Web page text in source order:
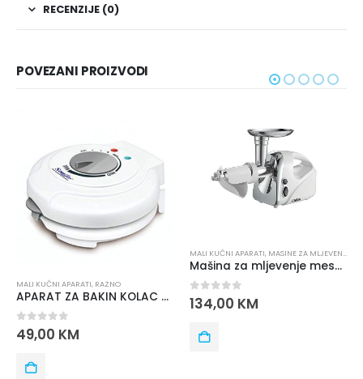
RECENZIJE (0)
POVEZANI PROIZVODI
MALI KUĆNI APARATI
0out of 5
134,00KM
MALI KUĆNI APARATI
0
53,00